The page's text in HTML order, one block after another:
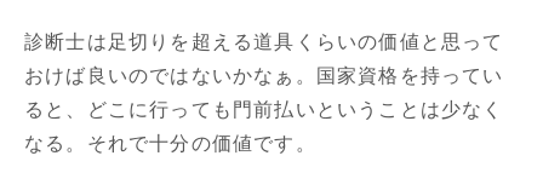
診断士は足切りを超える道具くらいの価値と思って
おけば良いのではないかなぁ。国家資格を持ってい
ると、どこに行っても門前払いということは少なく
なる。それで十分の価値です。